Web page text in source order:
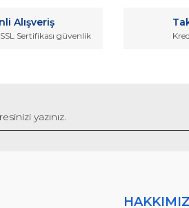
Alışveriş
Sertifikası güvenlik